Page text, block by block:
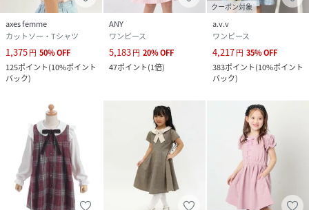
axes femme
カットソー・Tシャツ
1,375円 50%OFF
125ポイント(10%ポイント
バック)
ANY
ワンピース
5,183円 20%OFF
47ポイント(1倍)
クーポン対象
a.v.v
ワンピース
4,217円 35%OFF
383ポイント(10%ポイント
バック)